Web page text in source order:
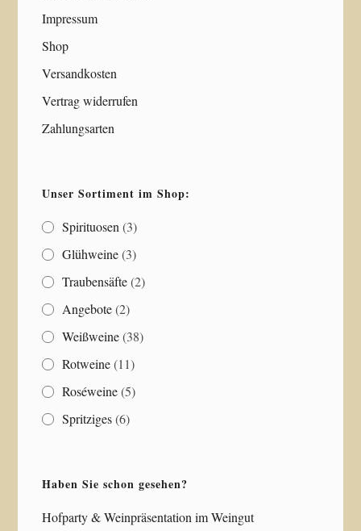
Impressum
Shop
Versandkosten
Vertrag widerrufen
Zahlungsarten
Unser Sortiment im Shop:
Spirituosen (3)
Glühweine (3)
Traubensäfte (2)
Angebote (2)
Weißweine (38)
Rotweine (11)
Roséweine (5)
Spritziges (6)
Haben Sie schon gesehen?
Hofparty & Weinpräsentation im Weingut